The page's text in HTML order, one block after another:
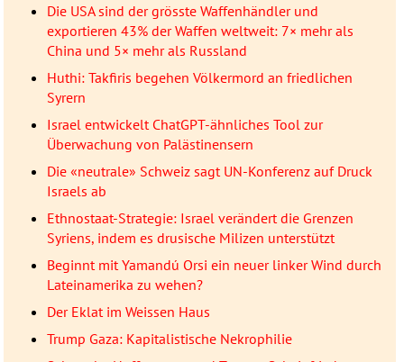
Die USA sind der grösste Waffenhändler und
exportieren 43% der Waffen weltweit: 7× mehr als
China und 5× mehr als Russland
Huthi: Takfiris begehen Völkermord an friedlichen
Syrern
Israel entwickelt ChatGPT-ähnliches Tool zur
Überwachung von Palästinensern
Die «neutrale» Schweiz sagt UN-Konferenz auf Druck
Israels ab
Ethnostaat-Strategie: Israel verändert die Grenzen
Syriens, indem es drusische Milizen unterstützt
Beginnt mit Yamandú Orsi ein neuer linker Wind durch
Lateinamerika zu wehen?
Der Eklat im Weissen Haus
Trump Gaza: Kapitalistische Nekrophilie